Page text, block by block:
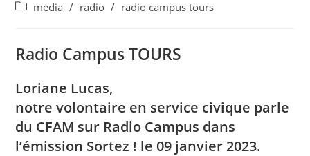
de
published:
Postmedia / radio / radio campus tours
Radio Campus TOURS
Loriane Lucas,
notre volontaire en service civique parle
du CFAM sur Radio Campus dans
l’émission Sortez ! le 09 janvier 2023.